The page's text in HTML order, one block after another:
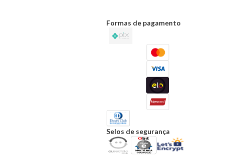
Formas de pagamento
Selos de segurança